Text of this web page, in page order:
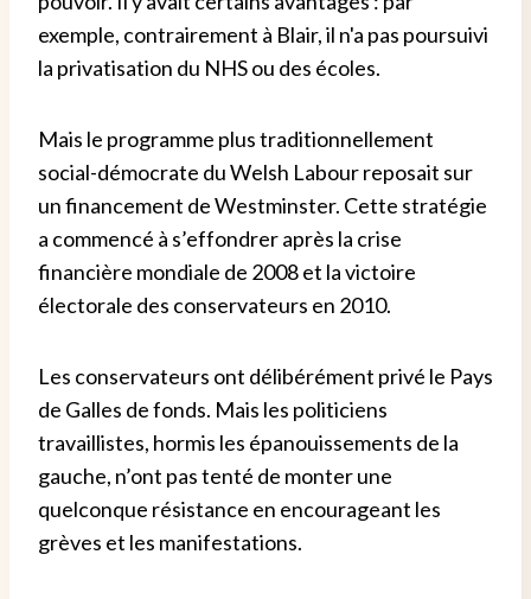
exemple, contrairement à Blair, il n'a pas poursuivi
la privatisation du NHS ou des écoles.
Mais le programme plus traditionnellement
social-démocrate du Welsh Labour reposait sur
un financement de Westminster. Cette stratégie
a commencé à s’effondrer après la crise
financière mondiale de 2008 et la victoire
électorale des conservateurs en 2010.
Les conservateurs ont délibérément privé le Pays
de Galles de fonds. Mais les politiciens
travaillistes, hormis les épanouissements de la
gauche, n’ont pas tenté de monter une
quelconque résistance en encourageant les
grèves et les manifestations.